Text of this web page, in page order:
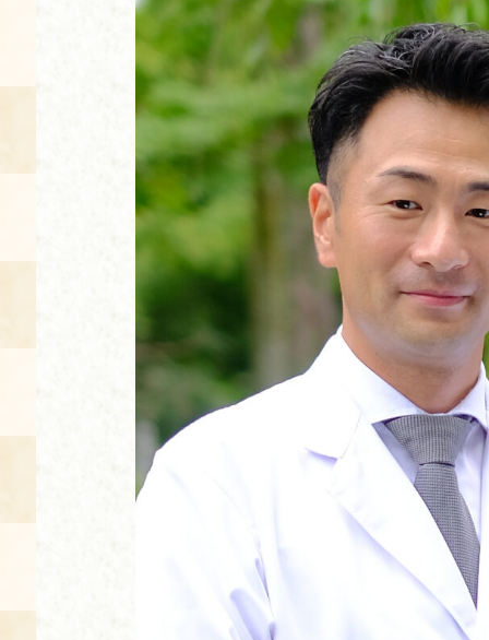
食の海援隊・陸援隊 会員限定
展示室のご紹介
お土産コーナー
レンタル
備品リスト
空き状況・ご予約
使用料・お支払い方法
団体向け見学・体験
食の語り部の部屋
展示見学
講演会付き料理教室